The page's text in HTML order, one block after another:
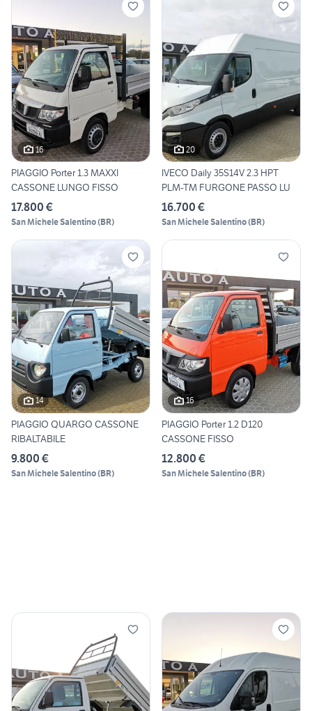
16
PIAGGIO Porter 1.3 MAXXI
CASSONE LUNGO FISSO
17.800 €
San Michele Salentino(BR)
20
IVECO Daily 35S14V 2.3 HPT
PLM-TM FURGONE PASSO LU
16.700 €
San Michele Salentino(BR)
14
PIAGGIO QUARGO CASSONE
RIBALTABILE
9.800 €
San Michele Salentino(BR)
16
PIAGGIO Porter 1.2 D120
CASSONE FISSO
12.800 €
San Michele Salentino(BR)